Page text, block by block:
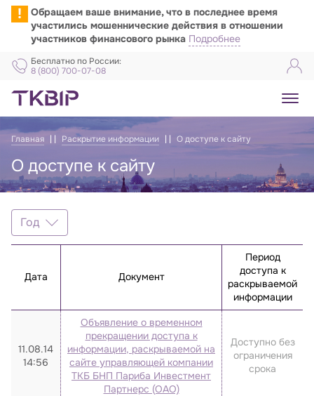
!
Обращаем ваше внимание, что в последнее время
участились мошеннические действия в отношении
участников финансового рынка Подробнее
Бесплатно по России:
8 (800) 700-07-08
Главная Раскрытие информации О доступе к сайту
О доступе к сайту
О доступе к сайту
Год
Год
2024
2022
Дата Документ
Период
доступа к
раскрываемой
информации
11.08.14
14:56
Объявление о временном
прекращении доступа к
информации, раскрываемой на
сайте управляющей компании
ТКБ БНП Париба Инвестмент
Партнерс (ОАО)
Доступно без
ограничения
срока